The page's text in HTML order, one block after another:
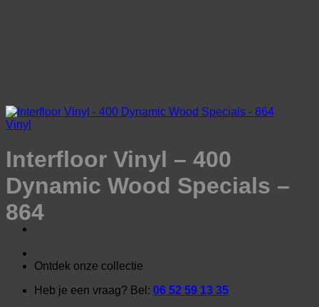
Ontdek onze collectie
Heb je een vraag? Bel: 06 52 59 13 35
Vinyl
Interfloor Vinyl – 400
Dynamic Wood Specials –
864